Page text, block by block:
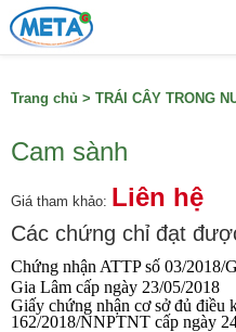
Trang chủ > TRÁI CÂY TRONG
Cam sành
Giá tham khảo: Liên hệ
Các chứng chỉ đạt
Chứng nhận ATTP số 03/
Gia Lâm cấp ngày 23/05/2018
Giấy chứng nhận cơ sở đủ điều
162/2018/NNPTNT cấp ngày